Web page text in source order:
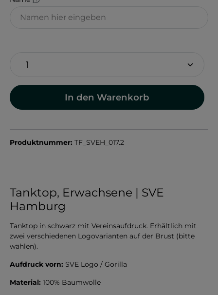
In den Warenkorb
Produktnummer: TF_SVEH_017.2
Tanktop, Erwachsene | SVE
Hamburg
Tanktop in schwarz mit Vereinsaufdruck. Erhältlich mit
zwei verschiedenen Logovarianten auf der Brust (bitte
wählen).
Aufdruck vorn: SVE Logo / Gorilla
Material: 100% Baumwolle